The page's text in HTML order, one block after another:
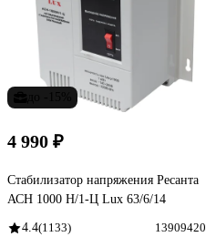
4 990 ₽
Стабилизатор напряжения Ресанта
АСН 1000 Н/1-Ц Lux 63/6/14
4.4(1133) 13909420